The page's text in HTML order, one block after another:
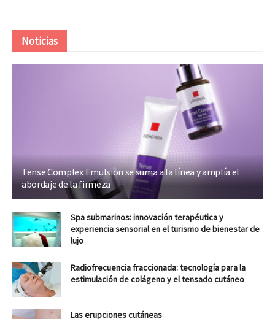
Noticias
Tense Complex Emulsion se suma a la línea y amplía el
abordaje de la firmeza
Spa submarinos: innovación terapéutica y
experiencia sensorial en el turismo de bienestar de
lujo
Radiofrecuencia fraccionada: tecnología para la
estimulación de colágeno y el tensado cutáneo
Las erupciones cutáneas